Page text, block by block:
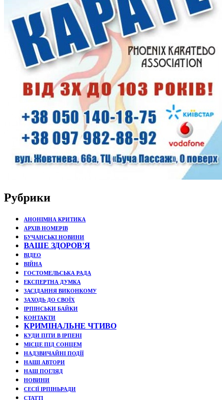
Рубрики
АНОНІМНА КРИТИКА
АРХІВ НОМЕРІВ
БУЧАНСЬКІ НОВИНИ
ВАШЕ ЗДОРОВ'Я
ВІДЕО
ВІЙНА
ГОСТОМЕЛЬСЬКА РАДА
ЕКСПЕРТНА ДУМКА
ЗАСІДАННЯ ВИКОНКОМУ
ЗАХОДЬ ДО СВОЇХ
ІРПІНСЬКИ БАЙКИ
КОНТАКТИ
КРИМІНАЛЬНЕ ЧТИВО
КУДИ ПІТИ В ІРПЕНІ
МІСЦЕ ПІД СОНЦЕМ
НАДЗВИЧАЙНІ ПОДЇЇ
НАШІ АВТОРИ
НАШ ПОГЛЯД
НОВИНИ
СЕСІЇ ІРПІНЬРАДИ
СТАТТІ